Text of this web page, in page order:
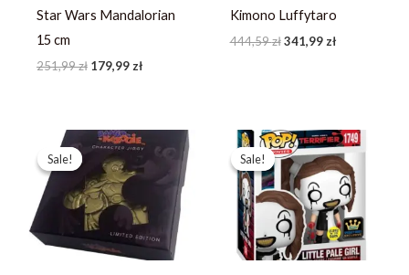
Star Wars Mandalorian
15 cm
251,99zł 179,99zł
Kimono Luffytaro
444,59zł 341,99zł
Sale!
Sale!
Pierwotna
cena
wynosiła:
128,79 zł.
Aktualna
cena
wynosi:
91,99 zł.
Sale!
Sale!
Pierwotna
cena
wynosiła:
264,67 zł.
Aktualna
cena
wynosi:
203,59 zł.